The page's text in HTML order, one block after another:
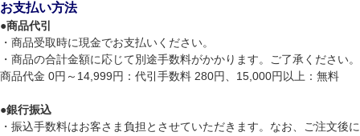
お支払い方法
●商品代引
・商品受取時に現金でお支払いください。
・商品の合計金額に応じて別途手数料がかかります。ご了承ください。
商品代金 0円～14,999円：代引手数料 280円、15,000円以上：無料
●銀行振込
・振込手数料はお客さま負担とさせていただきます。なお、ご注文後に